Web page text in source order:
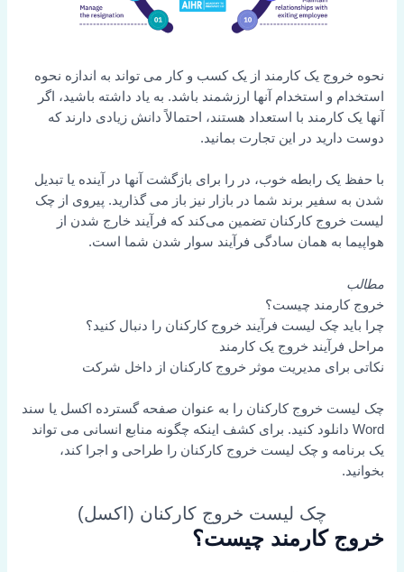
نحوه خروج یک کارمند از یک کسب و کار می تواند به اندازه نحوه
استخدام و استخدام آنها ارزشمند باشد. به یاد داشته باشید، اگر
آنها یک کارمند با استعداد هستند، احتمالاً دانش زیادی دارند که
دوست دارید در این تجارت بمانید.
با حفظ یک رابطه خوب، در را برای بازگشت آنها در آینده یا تبدیل
شدن به سفیر برند شما در بازار نیز باز می گذارید. پیروی از چک
لیست خروج کارکنان تضمین می‌کند که فرآیند خارج شدن از
هواپیما به همان سادگی فرآیند سوار شدن شما است.
مطالب
خروج کارمند چیست؟
چرا باید چک لیست فرآیند خروج کارکنان را دنبال کنید؟
مراحل فرآیند خروج یک کارمند
نکاتی برای مدیریت موثر خروج کارکنان از داخل شرکت
چک لیست خروج کارکنان را به عنوان صفحه گسترده اکسل یا سند
Word دانلود کنید. برای کشف اینکه چگونه منابع انسانی می تواند
یک برنامه و چک لیست خروج کارکنان را طراحی و اجرا کند،
بخوانید.
چک لیست خروج کارکنان (اکسل)
خروج کارمند چیست؟